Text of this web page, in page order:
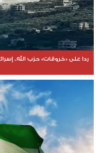
ردا على «خروقات» حزب الله..